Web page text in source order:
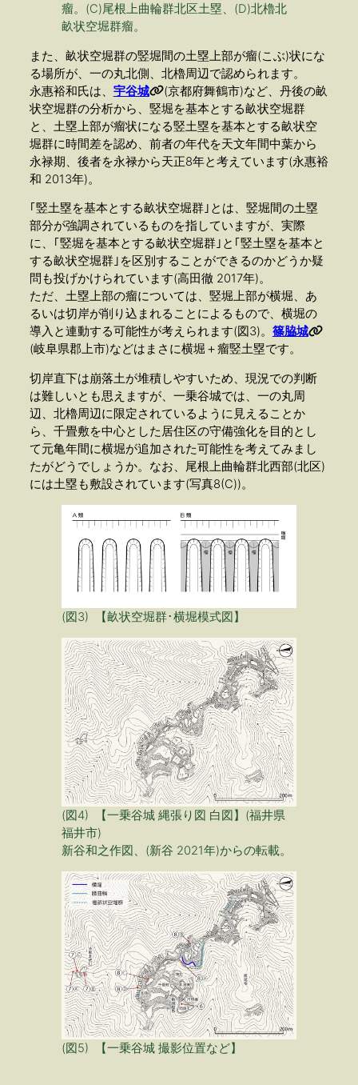
瘤。(C)尾根上曲輪群北区土塁、(D)北櫓北
畝状空堀群瘤。
また、畝状空堀群の竪堀間の土塁上部が瘤(こぶ)状にな
る場所が、一の丸北側、北櫓周辺で認められます。
永惠裕和氏は、 宇谷城
(京都府舞鶴市)など、丹後の畝
状空堀群の分析から、竪堀を基本とする畝状空堀群
と、土塁上部が瘤状になる竪土塁を基本とする畝状空
堀群に時間差を認め、前者の年代を天文年間中葉から
永禄期、後者を永禄から天正8年と考えています(永惠裕
和 2013年)。
｢竪土塁を基本とする畝状空堀群｣とは、竪堀間の土塁
部分が強調されているものを指していますが、実際
に、｢竪堀を基本とする畝状空堀群｣と｢竪土塁を基本と
する畝状空堀群｣を区別することができるのかどうか疑
問も投げかけられています(高田徹 2017年)。
ただ、土塁上部の瘤については、竪堀上部が横堀、あ
るいは切岸が削り込まれることによるもので、横堀の
導入と連動する可能性が考えられます(図3)。 篠脇城
(岐阜県郡上市)などはまさに横堀＋瘤竪土塁です。
切岸直下は崩落土が堆積しやすいため、現況での判断
は難しいとも思えますが、一乗谷城では、一の丸周
辺、北櫓周辺に限定されているように見えることか
ら、千畳敷を中心とした居住区の守備強化を目的とし
て元亀年間に横堀が追加された可能性を考えてみまし
たがどうでしょうか。なお、尾根上曲輪群北西部(北区)
には土塁も敷設されています(写真8(C))。
(図3) 【畝状空堀群･横堀模式図】
(図4) 【一乗谷城 縄張り図 白図】(福井県
福井市)
新谷和之作図、(新谷 2021年)からの転載。
(図5) 【一乗谷城 撮影位置など】